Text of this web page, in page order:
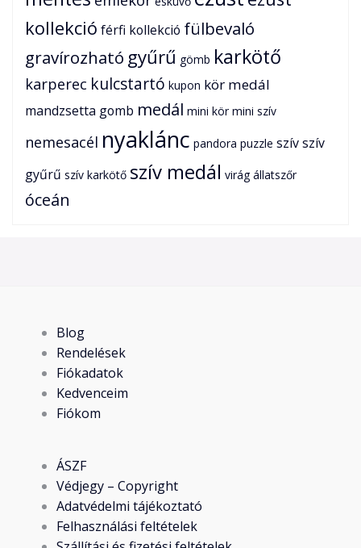
kollekció férfi kollekció fülbevaló
gravírozható gyűrű gömb karkötő
karperec kulcstartó kupon kör medál
mandzsetta gomb medál mini kör mini szív
nemesacél nyaklánc pandora puzzle szívszív
gyűrű szív karkötő szív medál virág állatszőr
óceán
Blog
Rendelések
Fiókadatok
Kedvenceim
Fiókom
ÁSZF
Védjegy – Copyright
Adatvédelmi tájékoztató
Felhasználási feltételek